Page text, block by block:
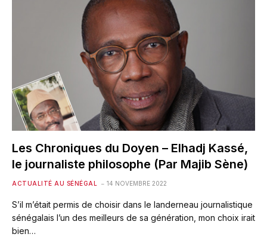
Les Chroniques du Doyen – Elhadj Kassé,
le journaliste philosophe (Par Majib Sène)
ACTUALITÉ AU SÉNÉGAL 14 NOVEMBRE 2022
S’il m’était permis de choisir dans le landerneau journalistique
sénégalais l’un des meilleurs de sa génération, mon choix irait
bien…